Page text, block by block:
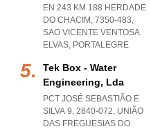
EN 243 KM 188 HERDADE
DO CHACIM, 7350-483,
SAO VICENTE VENTOSA
ELVAS, PORTALEGRE
Tek Box - Water
Engineering, Lda
PCT JOSÉ SEBASTIÃO E
SILVA 9, 2840-072, UNIÃO
DAS FREGUESIAS DO